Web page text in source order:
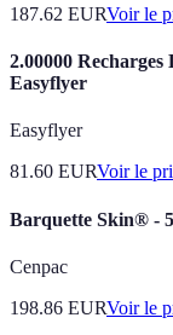
187.62 EURVoir le
2.00000
Easyflyer
Easyflyer
81.60 EURVoir le
Barquette Skin® -
Cenpac
198.86 EURVoir le